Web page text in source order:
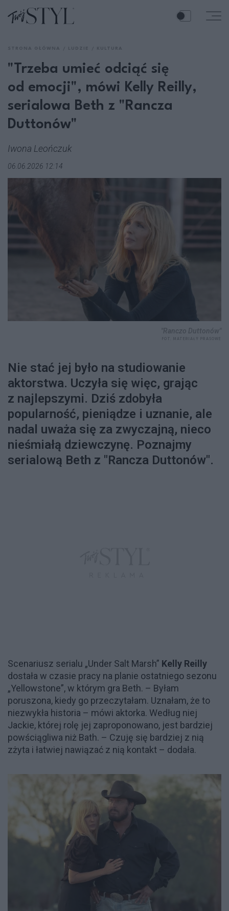
"Trzeba umieć odciąć się
od emocji", mówi Kelly Reilly,
serialowa Beth z "Rancza
Duttonów"
Iwona Leończuk
06.06.2026 12:14
Nie stać jej było na studiowanie
aktorstwa. Uczyła się więc, grając
z najlepszymi. Dziś zdobyła
popularność, pieniądze i uznanie, ale
nadal uważa się za zwyczajną, nieco
nieśmiałą dziewczynę. Poznajmy
serialową Beth z "Rancza Duttonów".
Scenariusz serialu „Under Salt Marsh” Kelly Reilly
dostała w czasie pracy na planie ostatniego sezonu
„Yellowstone”, w którym gra Beth. – Byłam
poruszona, kiedy go przeczytałam. Uznałam, że to
niezwykła historia – mówi aktorka. Według niej
Jackie, której rolę jej zaproponowano, jest bardziej
powściągliwa niż Bath. – Czuję się bardziej z nią
zżyta i łatwiej nawiązać z nią kontakt – dodała.